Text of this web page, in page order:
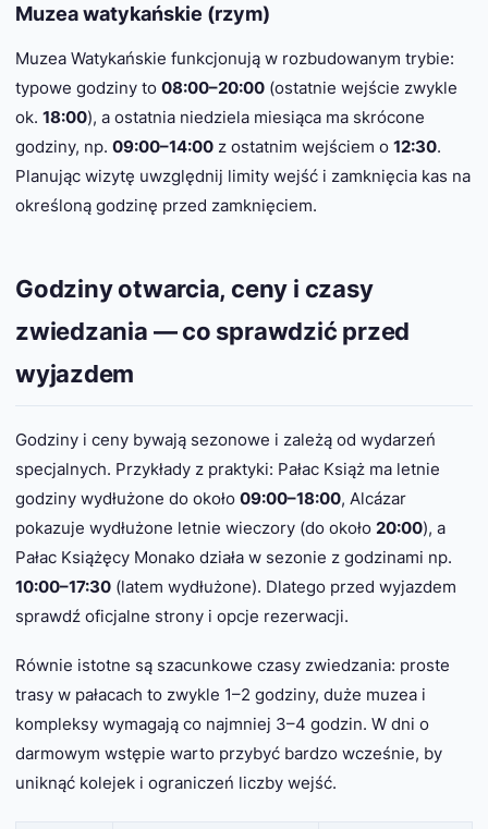
Muzea watykańskie (rzym)
Muzea Watykańskie funkcjonują w rozbudowanym trybie:
typowe godziny to 08:00–20:00 (ostatnie wejście zwykle
ok. 18:00), a ostatnia niedziela miesiąca ma skrócone
godziny, np. 09:00–14:00 z ostatnim wejściem o 12:30.
Planując wizytę uwzględnij limity wejść i zamknięcia kas na
określoną godzinę przed zamknięciem.
Godziny otwarcia, ceny i czasy
zwiedzania — co sprawdzić przed
wyjazdem
Godziny i ceny bywają sezonowe i zależą od wydarzeń
specjalnych. Przykłady z praktyki: Pałac Książ ma letnie
godziny wydłużone do około 09:00–18:00, Alcázar
pokazuje wydłużone letnie wieczory (do około 20:00), a
Pałac Książęcy Monako działa w sezonie z godzinami np.
10:00–17:30 (latem wydłużone). Dlatego przed wyjazdem
sprawdź oficjalne strony i opcje rezerwacji.
Równie istotne są szacunkowe czasy zwiedzania: proste
trasy w pałacach to zwykle 1–2 godziny, duże muzea i
kompleksy wymagają co najmniej 3–4 godzin. W dni o
darmowym wstępie warto przybyć bardzo wcześnie, by
uniknąć kolejek i ograniczeń liczby wejść.